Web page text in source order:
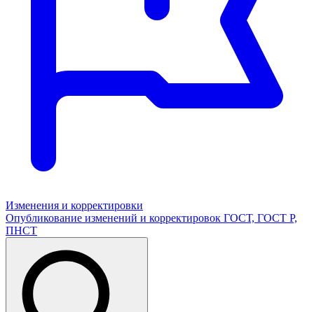
Изменения и корректировки
Опубликование изменений и корректировок ГОСТ, ГОСТ Р,
ПНСТ